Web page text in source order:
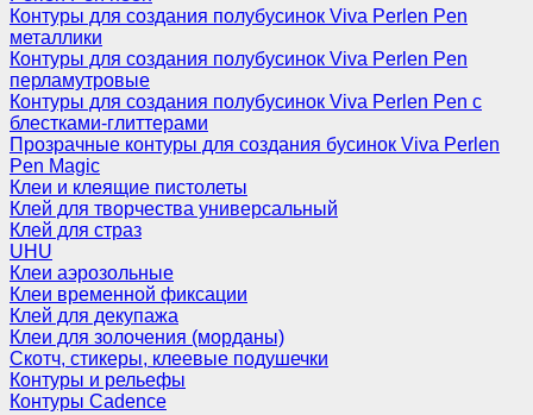
Контуры для создания полубусинок Viva Perlen Pen
металлики
Контуры для создания полубусинок Viva Perlen Pen
перламутровые
Контуры для создания полубусинок Viva Perlen Pen с
блестками-глиттерами
Прозрачные контуры для создания бусинок Viva Perlen
Pen Magic
Клеи и клеящие пистолеты
Клей для творчества универсальный
Клей для страз
UHU
Клеи аэрозольные
Клеи временной фиксации
Клей для декупажа
Клеи для золочения (морданы)
Скотч, стикеры, клеевые подушечки
Контуры и рельефы
Контуры Cadence